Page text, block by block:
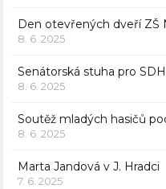
Den otevřených dveří ZŠ
8. 6. 2025
Senátorská stuha pro
8. 6. 2025
Soutěž mladých hasičů
8. 6. 2025
Marta Jandová v J. Hradci
7. 6. 2025